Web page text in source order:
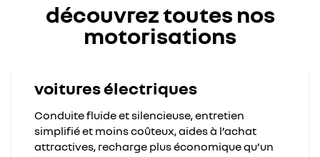
découvrez toutes nos
motorisations
voitures électriques
Conduite fluide et silencieuse, entretien
simplifié et moins coûteux, aides à l’achat
attractives, recharge plus économique qu’un